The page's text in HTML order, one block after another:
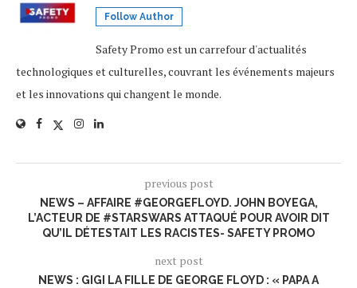
Follow Author
Safety Promo est un carrefour d'actualités
technologiques et culturelles, couvrant les événements majeurs
et les innovations qui changent le monde.
previous post
NEWS – AFFAIRE #GEORGEFLOYD. JOHN BOYEGA,
L’ACTEUR DE #STARSWARS ATTAQUÉ POUR AVOIR DIT
QU’IL DÉTESTAIT LES RACISTES- SAFETY PROMO
next post
NEWS : GIGI LA FILLE DE GEORGE FLOYD : « PAPA A